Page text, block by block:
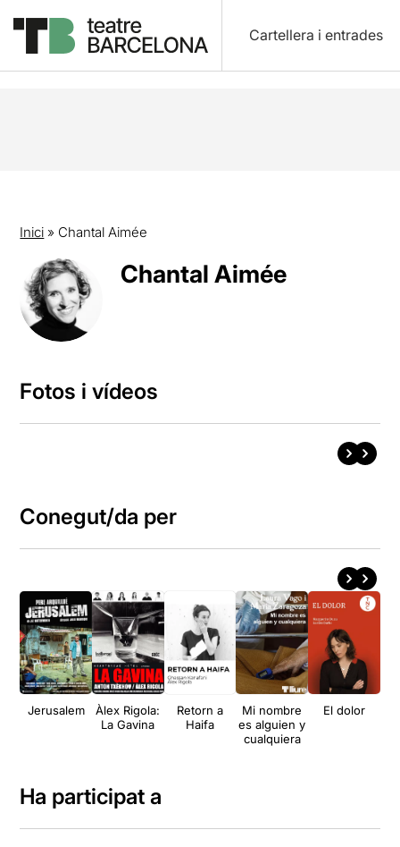
Cartellera i entrades
Inici » Chantal Aimée
Chantal Aimée
Fotos i vídeos
Conegut/da per
Jerusalem
Àlex Rigola:
La Gavina
Retorn a
Haifa
Mi nombre
es alguien y
cualquiera
El dolor
Ha participat a